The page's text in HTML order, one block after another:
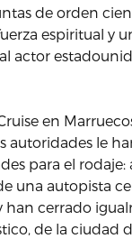
de orden
espiritual y
actor
en
autoridades le
para el rodaje:
una autopista
han cerrado
de la ciudad